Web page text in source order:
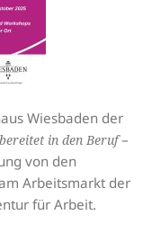
Wiesbaden der
in den Beruf–
von den
Arbeitsmarkt der
für Arbeit.